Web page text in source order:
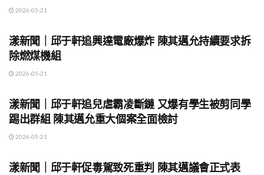
2026-05-21
漾新聞｜邱于軒追興達電廠爆炸 陳其邁允持續要求拆
除燃煤機組
2026-05-21
漾新聞｜邱于軒追兒虐霸凌斷鏈 又爆有學生被剪同學
踢出群組 陳其邁允重大個案全面檢討
2026-05-21
漾新聞｜邱于軒促毒駕致死重判 陳其邁議會正式表